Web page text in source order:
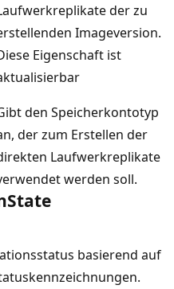
der zu
Imageversion.
Eigenschaft ist
den Speicherkontotyp
der zum Erstellen der
Laufwerkreplikate
werden soll.
State
basierend auf